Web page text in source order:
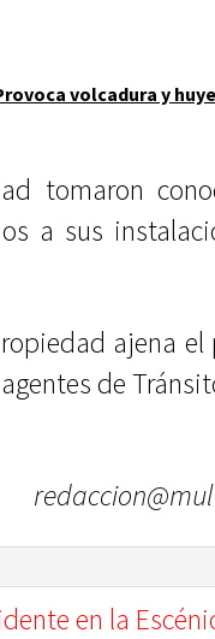
volcadura y
tomaron
a sus
ajena
de
en la